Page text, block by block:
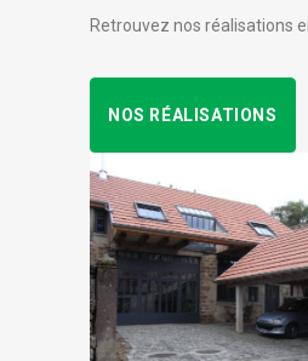
Retrouvez nos réalisations
NOS RÉALISATIONS